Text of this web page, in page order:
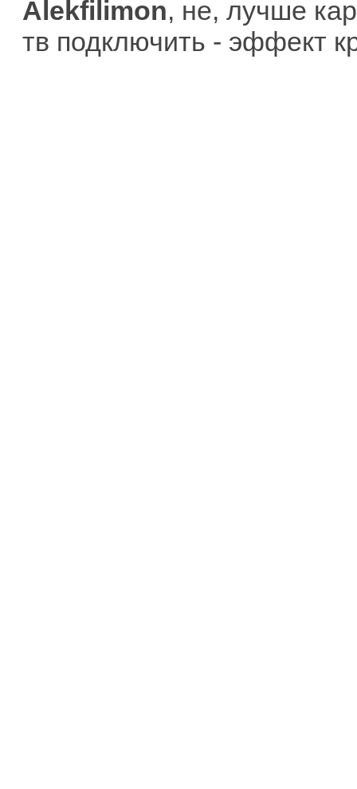
Alekfilimon, не, лучше
тв подключить - эффект